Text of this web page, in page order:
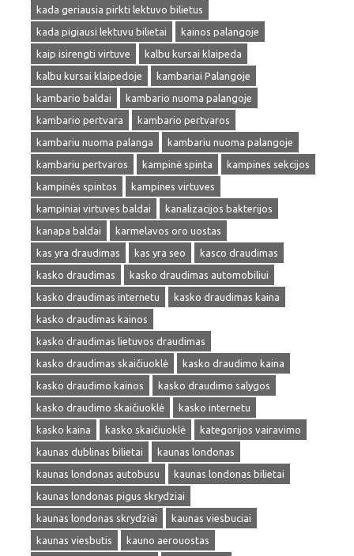
kada geriausia pirkti lektuvo bilietus
kada pigiausi lektuvu bilietai
kainos palangoje
kaip isirengti virtuve
kalbu kursai klaipeda
kalbu kursai klaipedoje
kambariai Palangoje
kambario baldai
kambario nuoma palangoje
kambario pertvara
kambario pertvaros
kambariu nuoma palanga
kambariu nuoma palangoje
kambariu pertvaros
kampinė spinta
kampines sekcijos
kampinės spintos
kampines virtuves
kampiniai virtuves baldai
kanalizacijos bakterijos
kanapa baldai
karmelavos oro uostas
kas yra draudimas
kas yra seo
kasco draudimas
kasko draudimas
kasko draudimas automobiliui
kasko draudimas internetu
kasko draudimas kaina
kasko draudimas kainos
kasko draudimas lietuvos draudimas
kasko draudimas skaičiuoklė
kasko draudimo kaina
kasko draudimo kainos
kasko draudimo salygos
kasko draudimo skaičiuoklė
kasko internetu
kasko kaina
kasko skaičiuoklė
kategorijos vairavimo
kaunas dublinas bilietai
kaunas londonas
kaunas londonas autobusu
kaunas londonas bilietai
kaunas londonas pigus skrydziai
kaunas londonas skrydziai
kaunas viesbuciai
kaunas viesbutis
kauno aerouostas